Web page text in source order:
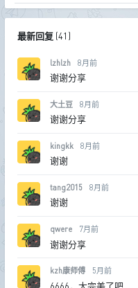
最新回复(41 )
lzhlzh 8月前
谢谢分享
大土豆 8月前
谢谢分享
kingkk 8月前
谢谢
tang2015 8月前
谢谢
qwere 7月前
谢谢分享
kzh康师傅 5月前
6666，太完美了吧